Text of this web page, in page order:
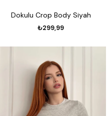
Dokulu Crop Body Siyah
₺299,99